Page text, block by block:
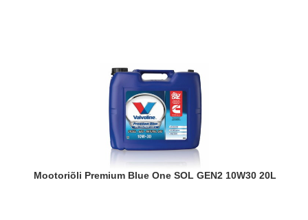
Mootoriõli Premium Blue One SOL GEN2 10W30 20L